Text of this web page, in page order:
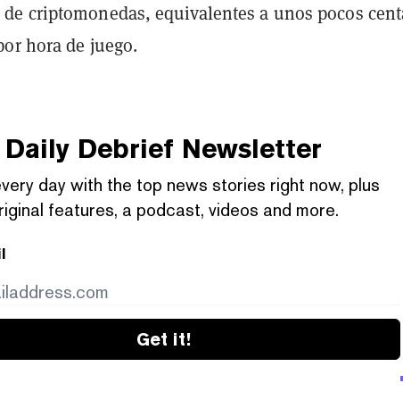
criptomonedas, equivalentes a unos pocos
hora de juego.
Daily Debrief Newsletter
day with the top news stories right now, plus
features, a podcast, videos and more.
Get it!